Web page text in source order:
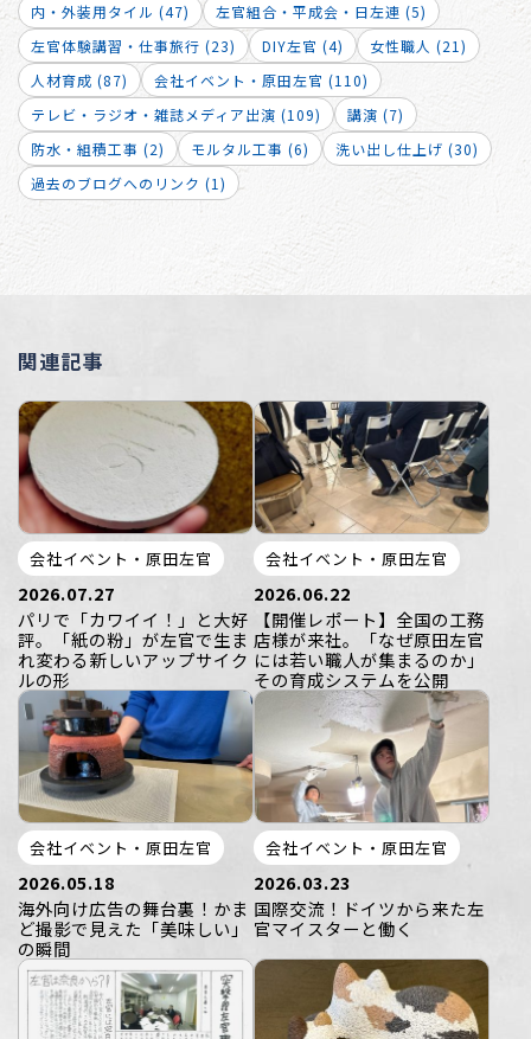
内・外装用タイル (47)
左官組合・平成会・日左連 (5)
左官体験講習・仕事旅行 (23)
DIY左官 (4)
女性職人 (21)
人材育成 (87)
会社イベント・原田左官 (110)
テレビ・ラジオ・雑誌メディア出演 (109)
講演 (7)
防水・組積工事 (2)
モルタル工事 (6)
洗い出し仕上げ (30)
過去のブログへのリンク (1)
関連記事
会社イベント・原田左官
2026.07.27
パリで「カワイイ！」と大好
評。「紙の粉」が左官で生ま
れ変わる新しいアップサイク
ルの形
会社イベント・原田左官
2026.06.22
【開催レポート】全国の工務
店様が来社。「なぜ原田左官
には若い職人が集まるのか」
その育成システムを公開
会社イベント・原田左官
2026.05.18
海外向け広告の舞台裏！かま
ど撮影で見えた「美味しい」
の瞬間
会社イベント・原田左官
2026.03.23
国際交流！ドイツから来た左
官マイスターと働く